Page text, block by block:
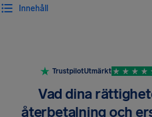
Innehåll
TrustpilotUtmärkt
Vad dina
återbetalning och